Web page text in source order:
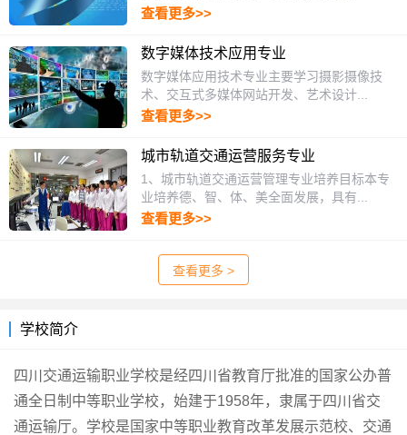
查看更多>>
数字媒体技术应用专业
数字媒体应用技术专业主要学习摄影摄像技
术、交互式多媒体网站开发、艺术设计...
查看更多>>
城市轨道交通运营服务专业
1、城市轨道交通运营管理专业培养目标本专
业培养德、智、体、美全面发展，具有...
查看更多>>
查看更多 >
学校简介
四川交通运输职业学校是经四川省教育厅批准的国家公办普
通全日制中等职业学校，始建于1958年，隶属于四川省交
通运输厅。学校是国家中等职业教育改革发展示范校、交通